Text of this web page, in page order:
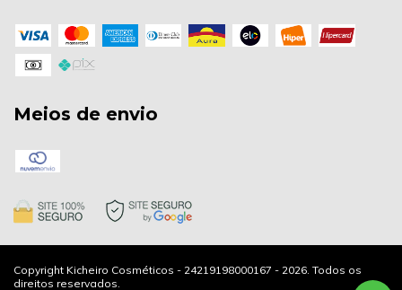
Meios de envio
Copyright Kicheiro Cosméticos - 24219198000167 - 2026. Todos os
direitos reservados.